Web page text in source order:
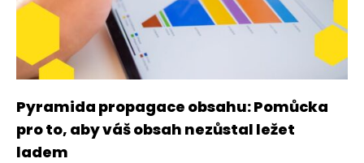
Pyramida propagace obsahu: Pomůcka
pro to, aby váš obsah nezůstal ležet
ladem